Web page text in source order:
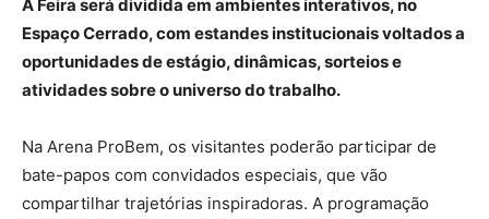
A Feira será dividida em ambientes interativos, no
Espaço Cerrado, com estandes institucionais voltados a
oportunidades de estágio, dinâmicas, sorteios e
atividades sobre o universo do trabalho.
Na Arena ProBem, os visitantes poderão participar de
bate-papos com convidados especiais, que vão
compartilhar trajetórias inspiradoras. A programação